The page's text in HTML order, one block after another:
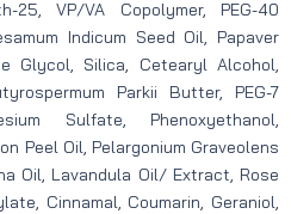
25, VP/VA Copolymer, PEG-40
Indicum Seed Oil, Papaver
Glycol, Silica, Cetearyl Alcohol,
Parkii Butter, PEG-7
Sulfate, Phenoxyethanol,
Peel Oil, Pelargonium Graveolens
Oil, Lavandula Oil/ Extract, Rose
Cinnamal, Coumarin, Geraniol,